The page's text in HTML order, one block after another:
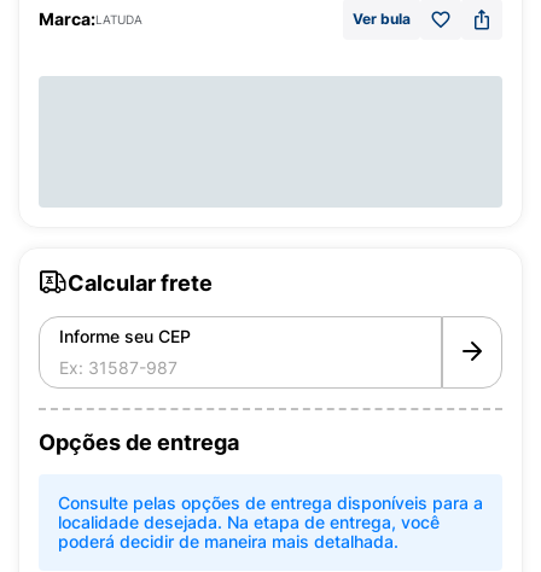
Marca:LATUDA Ver bula
Calcular frete
Informe seu CEP
Opções de entrega
Consulte pelas opções de entrega disponíveis para a
localidade desejada. Na etapa de entrega, você
poderá decidir de maneira mais detalhada.